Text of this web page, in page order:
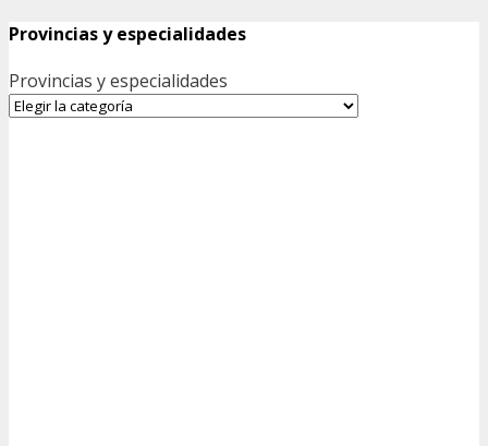
Provincias y especialidades
Provincias y especialidades